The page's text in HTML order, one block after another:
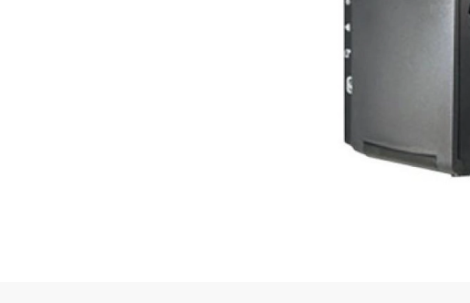
WMS สำหรับธุรกิจ 3PL,
ลดการหยิบผิด เพิ่ม
แนะนำ Checklist ก่อน
เลือกระบบ WMS: ธุรกิจ